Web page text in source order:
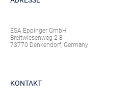
ESA Eppinger GmbH
Breitwiesenweg 2-8
73770 Denkendorf, Germany
KONTAKT